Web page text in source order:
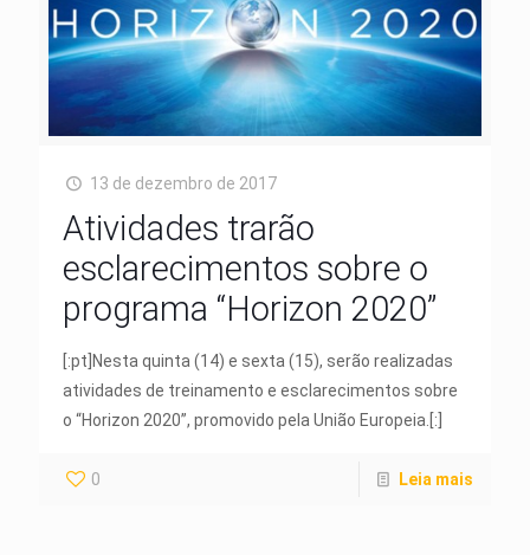
13 de dezembro de 2017
Atividades trarão
esclarecimentos sobre o
programa “Horizon 2020”
[:pt]Nesta quinta (14) e sexta (15), serão realizadas
atividades de treinamento e esclarecimentos sobre
o “Horizon 2020”, promovido pela União Europeia.[:]
0 Leia mais